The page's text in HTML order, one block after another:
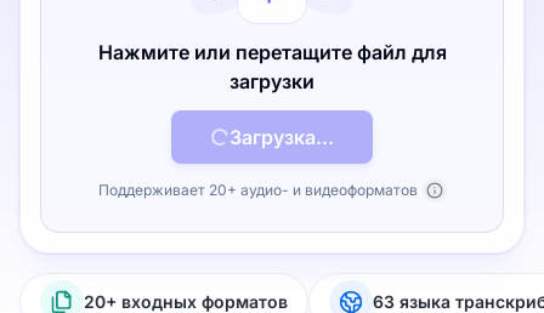
Нажмите или перетащите файл для
загрузки
Загрузка...
Поддерживает 20+ аудио- и видеоформатов
20+ входных форматов 63 языка